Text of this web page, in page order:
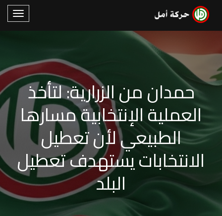
حمدان من الزرارية: لتأخذ
العملية الإنتخابية مسارها
الطبيعي لأن تعطيل
الانتخابات يستهدف تعطيل
البلد